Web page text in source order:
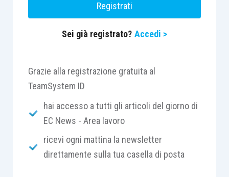
ti consiglia:
Registrati
Sei già registrato? Accedi >
Grazie alla registrazione gratuita al
TeamSystem ID
hai accesso a tutti gli articoli del giorno di
EC News - Area lavoro
ricevi ogni mattina la newsletter
direttamente sulla tua casella di posta